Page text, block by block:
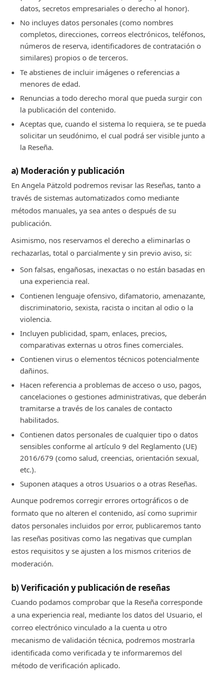
datos, secretos empresariales o derecho al honor).
No incluyes datos personales (como nombres
completos, direcciones, correos electrónicos, teléfonos,
números de reserva, identificadores de contratación o
similares) propios o de terceros.
Te abstienes de incluir imágenes o referencias a
menores de edad.
Renuncias a todo derecho moral que pueda surgir con
la publicación del contenido.
Aceptas que, cuando el sistema lo requiera, se te pueda
solicitar un seudónimo, el cual podrá ser visible junto a
la Reseña.
a) Moderación y publicación
En Angela Pätzold podremos revisar las Reseñas, tanto a
través de sistemas automatizados como mediante
métodos manuales, ya sea antes o después de su
publicación.
Asimismo, nos reservamos el derecho a eliminarlas o
rechazarlas, total o parcialmente y sin previo aviso, si:
Son falsas, engañosas, inexactas o no están basadas en
una experiencia real.
Contienen lenguaje ofensivo, difamatorio, amenazante,
discriminatorio, sexista, racista o incitan al odio o la
violencia.
Incluyen publicidad, spam, enlaces, precios,
comparativas externas u otros fines comerciales.
Contienen virus o elementos técnicos potencialmente
dañinos.
Hacen referencia a problemas de acceso o uso, pagos,
cancelaciones o gestiones administrativas, que deberán
tramitarse a través de los canales de contacto
habilitados.
Contienen datos personales de cualquier tipo o datos
sensibles conforme al artículo 9 del Reglamento (UE)
2016/679 (como salud, creencias, orientación sexual,
etc.).
Suponen ataques a otros Usuarios o a otras Reseñas.
Aunque podremos corregir errores ortográficos o de
formato que no alteren el contenido, así como suprimir
datos personales incluidos por error, publicaremos tanto
las reseñas positivas como las negativas que cumplan
estos requisitos y se ajusten a los mismos criterios de
moderación.
b) Verificación y publicación de reseñas
Cuando podamos comprobar que la Reseña corresponde
a una experiencia real, mediante los datos del Usuario, el
correo electrónico vinculado a la cuenta u otro
mecanismo de validación técnica, podremos mostrarla
identificada como verificada y te informaremos del
método de verificación aplicado.